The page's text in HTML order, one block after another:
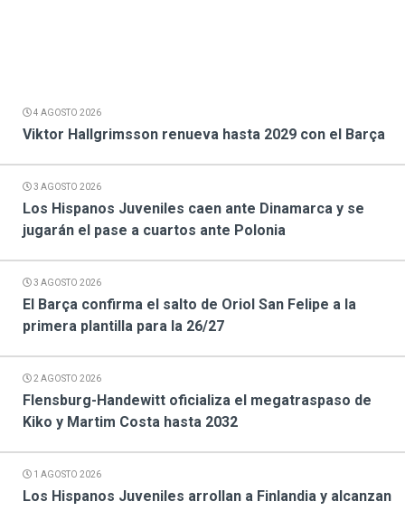
4 AGOSTO 2026
Viktor Hallgrimsson renueva hasta 2029 con el Barça
3 AGOSTO 2026
Los Hispanos Juveniles caen ante Dinamarca y se
jugarán el pase a cuartos ante Polonia
3 AGOSTO 2026
El Barça confirma el salto de Oriol San Felipe a la
primera plantilla para la 26/27
2 AGOSTO 2026
Flensburg-Handewitt oficializa el megatraspaso de
Kiko y Martim Costa hasta 2032
1 AGOSTO 2026
Los Hispanos Juveniles arrollan a Finlandia y alcanzan